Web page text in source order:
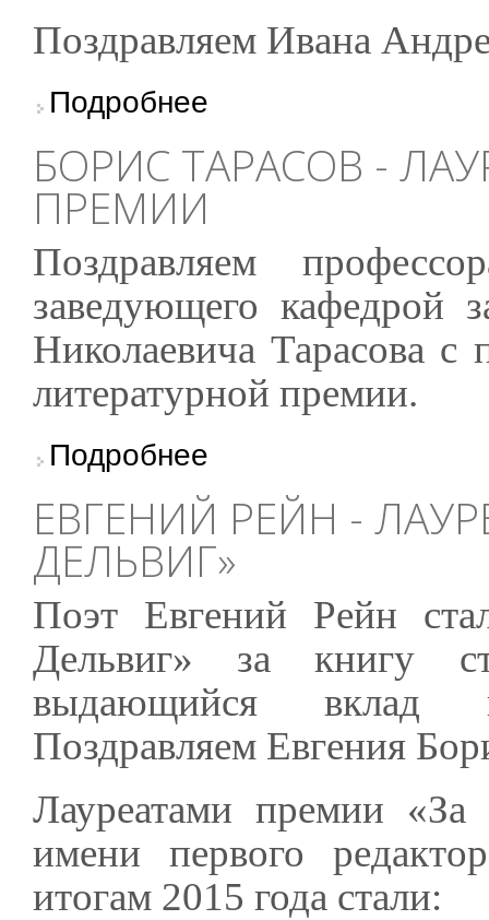
Поздравляем Ивана
Подробнее
БОРИС ТАРАСОВ -
ПРЕМИИ
Поздравляем
заведующего кафедрой
Николаевича Тарасова
литературной премии.
Подробнее
ЕВГЕНИЙ РЕЙН -
ДЕЛЬВИГ»
Поэт Евгений Рейн
Дельвиг» за книгу
выдающийся вклад
Поздравляем Евгения
Лауреатами премии «За
имени первого
итогам 2015 года стали: